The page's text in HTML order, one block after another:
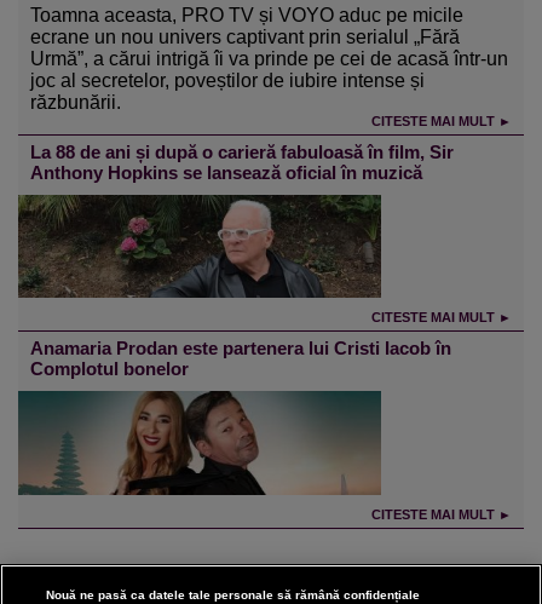
Toamna aceasta, PRO TV și VOYO aduc pe micile
ecrane un nou univers captivant prin serialul „Fără
Urmă”, a cărui intrigă îi va prinde pe cei de acasă într-un
joc al secretelor, poveștilor de iubire intense și
răzbunării.
CITESTE MAI MULT ►
La 88 de ani și după o carieră fabuloasă în film, Sir
Anthony Hopkins se lansează oficial în muzică
CITESTE MAI MULT ►
Anamaria Prodan este partenera lui Cristi Iacob în
Complotul bonelor
CITESTE MAI MULT ►
Nouă ne pasă ca datele tale personale să rămână confidențiale